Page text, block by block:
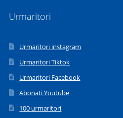
alese
în
pagina
produsului.
Urmaritori
Urmaritori instagram
Urmaritori Tiktok
Urmaritori Facebook
Abonati Youtube
100 urmaritori